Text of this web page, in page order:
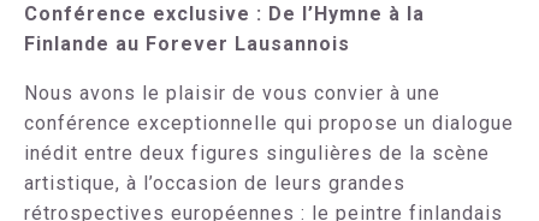
Conférence exclusive : De l’Hymne à la
Finlande au Forever Lausannois
Nous avons le plaisir de vous convier à une
conférence exceptionnelle qui propose un dialogue
inédit entre deux figures singulières de la scène
artistique, à l’occasion de leurs grandes
rétrospectives européennes : le peintre finlandais